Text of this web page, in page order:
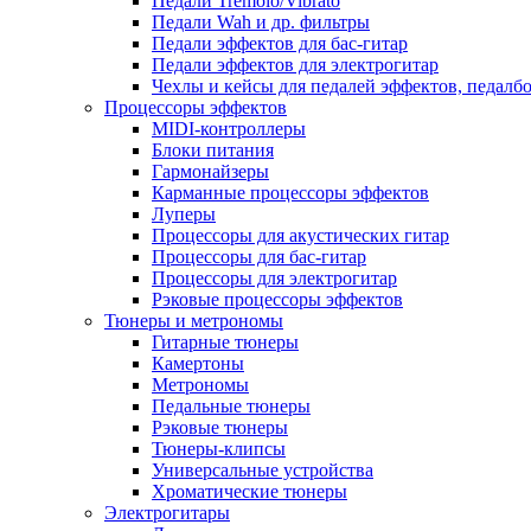
Педали Wah и др. фильтры
Педали эффектов для бас-гитар
Педали эффектов для электрогитар
Чехлы и кейсы для педалей эффектов,
Процессоры эффектов
MIDI-контроллеры
Блоки питания
Гармонайзеры
Карманные процессоры эффектов
Луперы
Процессоры для акустических гитар
Процессоры для бас-гитар
Процессоры для электрогитар
Рэковые процессоры эффектов
Тюнеры и метрономы
Гитарные тюнеры
Камертоны
Метрономы
Педальные тюнеры
Рэковые тюнеры
Тюнеры-клипсы
Универсальные устройства
Хроматические тюнеры
Электрогитары